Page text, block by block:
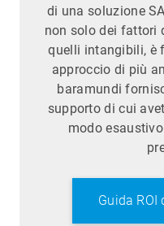
di una soluzione
non solo dei fattori
quelli intangibili, è
approccio di più
baramundi
supporto di cui
modo
Guida ROI